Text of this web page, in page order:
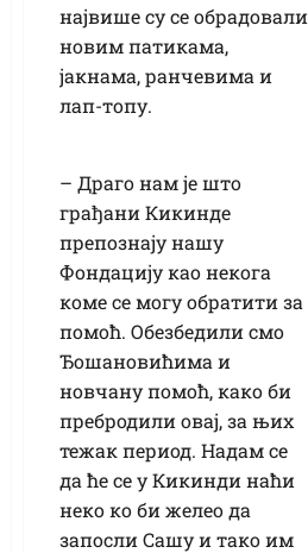
највише су се обрадовали
новим патикама,
јакнама, ранчевима и
лап-топу.
– Драго нам је што
грађани Кикинде
препознају нашу
Фондацију као некога
коме се могу обратити за
помоћ. Обезбедили смо
Ђошановићима и
новчану помоћ, како би
пребродили овај, за њих
тежак период. Надам се
да ће се у Кикинди наћи
неко ко би желео да
запосли Сашу и тако им